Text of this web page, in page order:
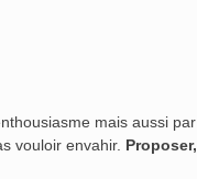
mais aussi par
vouloir envahir. Proposer,